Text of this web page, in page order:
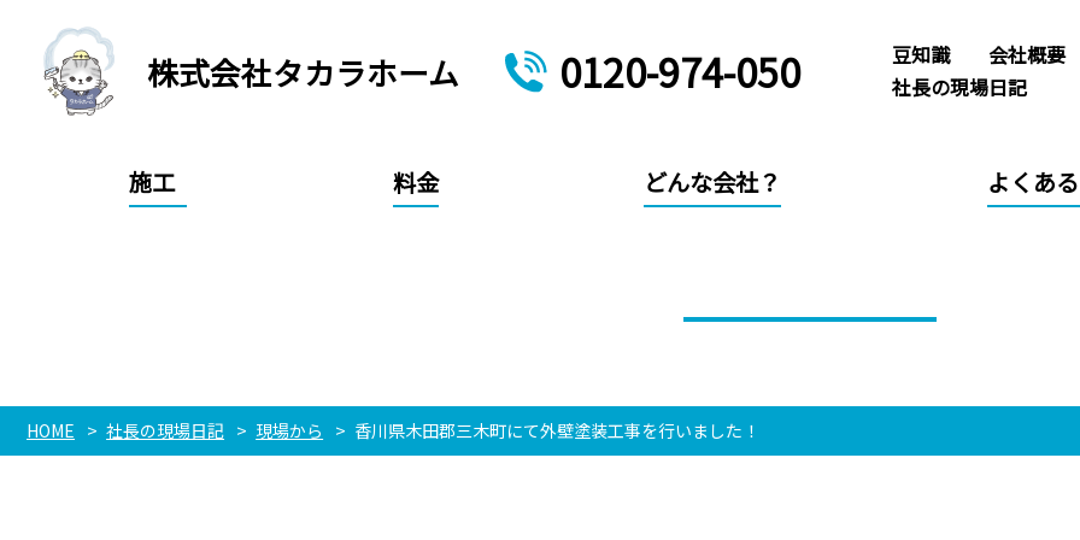
株式会社タカラホーム 0120-974-050 豆知識
会社概要
社長の現場日記
施工 料金 どんな会社？ よくあ
HOME 社長の現場日記 現場から 香川県木田郡三木町にて外壁塗装工事を行いました！